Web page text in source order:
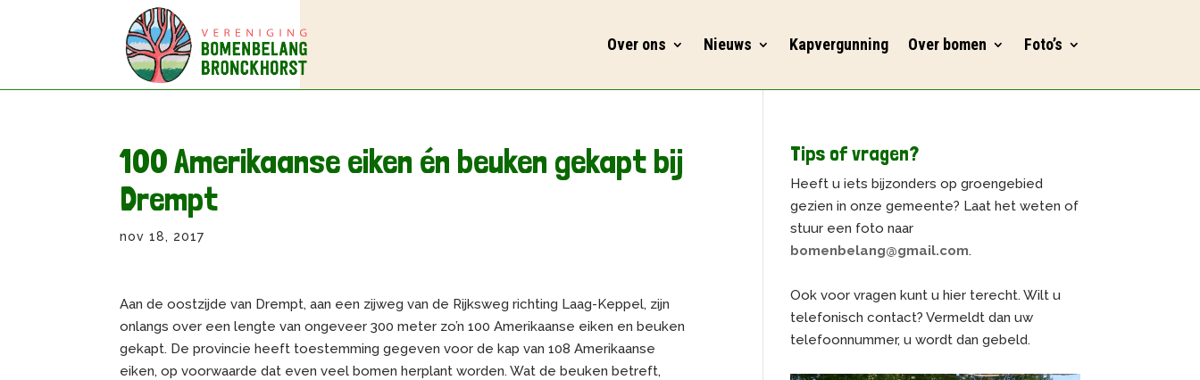
Over ons Nieuws Kapvergunning Over bomen Foto’s
100 Amerikaanse eiken én beuken gekapt bij
Drempt
nov 18, 2017
Aan de oostzijde van Drempt, aan een zijweg van de Rijksweg richting Laag-Keppel, zijn
onlangs over een lengte van ongeveer 300 meter zo’n 100 Amerikaanse eiken en beuken
gekapt. De provincie heeft toestemming gegeven voor de kap van 108 Amerikaanse
eiken, op voorwaarde dat even veel bomen herplant worden. Wat de beuken betreft,
Tips of vragen?
Heeft u iets bijzonders op groengebied
gezien in onze gemeente? Laat het weten of
stuur een foto naar
bomenbelang@gmail.com.
Ook voor vragen kunt u hier terecht. Wilt u
telefonisch contact? Vermeldt dan uw
telefoonnummer, u wordt dan gebeld.